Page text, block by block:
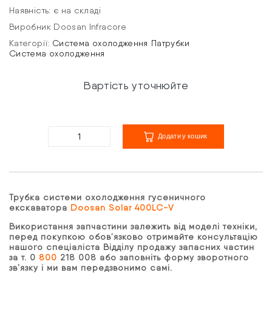
Наявність: є на складі
Виробник Doosan Infracore
Категорії: Система охолодження Патрубки
Система охолодження
Вартість уточнюйте
Додати у кошик
Трубка системи охолодження гусеничного
екскаватора Doosan Solar 400LC-V
Використання запчастини залежить від моделі техніки,
перед покупкою обов’язково отримайте консультацію
нашого спеціаліста Відділу продажу запасних частин
за т. 0 800 218 008 або заповніть форму зворотного
зв’язку і ми вам передзвонимо самі.